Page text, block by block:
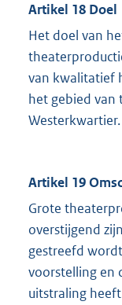
Artikel 18 Doel
Het doel van
van kwalitatief
het gebied van
Westerkwartier.
Artikel 19
Grote
overstijgend
gestreefd
voorstelling en
uitstraling